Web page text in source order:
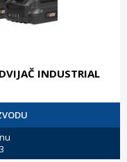
INDUSTRIAL